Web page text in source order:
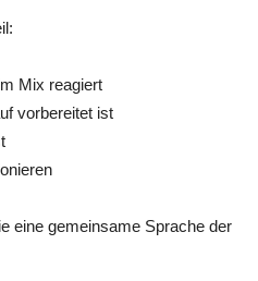
Mix reagiert
vorbereitet ist
eine gemeinsame Sprache der